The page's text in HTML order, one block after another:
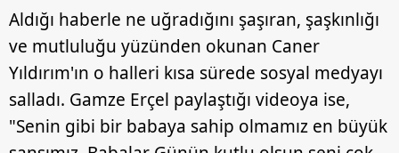
Aldığı haberle ne uğradığını şaşıran, şaşkınlığı
ve mutluluğu yüzünden okunan Caner
Yıldırım'ın o halleri kısa sürede sosyal medyayı
salladı. Gamze Erçel paylaştığı videoya ise,
"Senin gibi bir babaya sahip olmamız en büyük